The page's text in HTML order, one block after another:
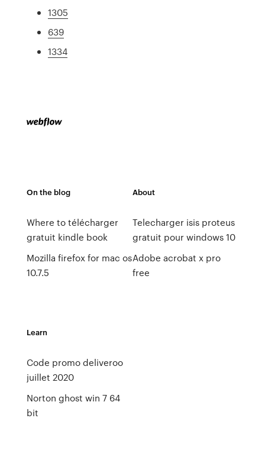
1305
639
1334
On the blog
Where to télécharger
gratuit kindle book
Mozilla firefox for mac os
10.7.5
About
Telecharger isis proteus
gratuit pour windows 10
Adobe acrobat x pro
free
Learn
Code promo deliveroo
juillet 2020
Norton ghost win 7 64
bit